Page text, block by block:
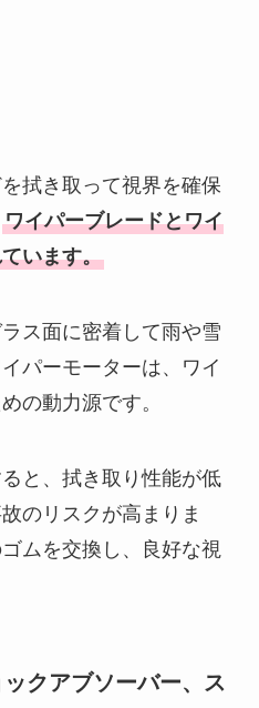
拭き取って視界を確保
ワイパーブレードとワイ
います。
ス面に密着して雨や雪
パーモーターは、ワイ
の動力源です。
と、拭き取り性能が低
のリスクが高まりま
ムを交換し、良好な視
クアブソーバー、ス